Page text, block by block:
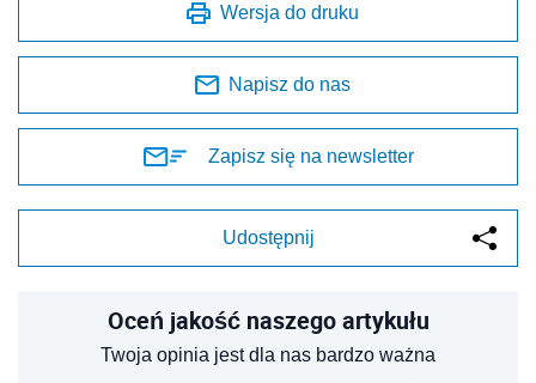
Wersja do druku
Napisz do nas
Zapisz się na newsletter
Udostępnij
Oceń jakość naszego artykułu
Twoja opinia jest dla nas bardzo ważna